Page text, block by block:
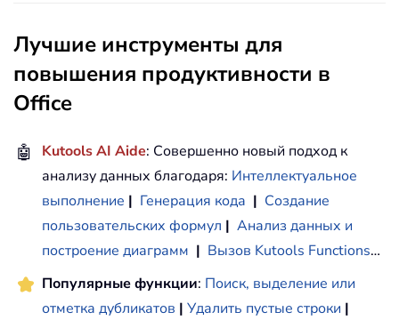
Лучшие инструменты для
повышения продуктивности в
Office
🤖 Kutools AI Aide: Совершенно новый подход к
анализу данных благодаря: Интеллектуальное
выполнение | Генерация кода | Создание
пользовательских формул | Анализ данных и
построение диаграмм | Вызов Kutools Functions…
Популярные функции: Поиск, выделение или
отметка дубликатов | Удалить пустые строки |